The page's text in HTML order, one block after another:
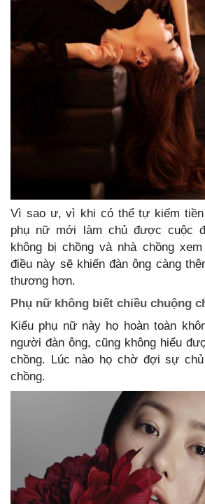
Vì sao ư, vì khi có thể tự kiếm tiền
phụ nữ mới làm chủ được cuộc
không bị chồng và nhà chồng
điều này sẽ khiến đàn ông càng
thương hơn.
Phụ nữ không biết chiều chuộng
Kiểu phụ nữ này họ hoàn toàn
người đàn ông, cũng không hiểu
chồng. Lúc nào họ chờ đợi sự
chồng.